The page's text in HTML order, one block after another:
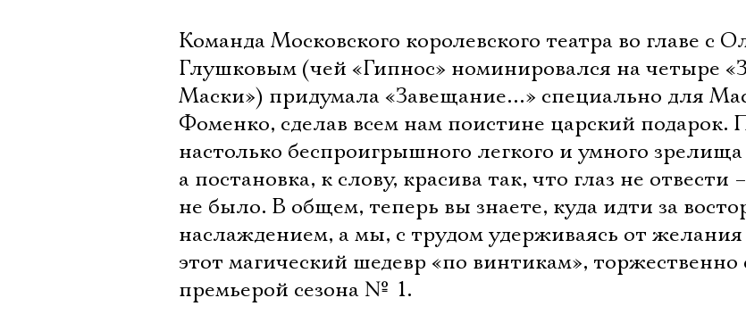
Команда Московского королевского театра во главе с
Глушковым (чей «Гипнос» номинировался на четыре
Маски») придумала «Завещание…» специально для
Фоменко, сделав всем нам поистине царский подарок.
настолько беспроигрышного легкого и умного зрелища
а постановка, к слову, красива так, что глаз не отвести
не было. В общем, теперь вы знаете, куда идти за
наслаждением, а мы, с трудом удерживаясь от желания
этот магический шедевр «по винтикам», торжественно
премьерой сезона № 1.